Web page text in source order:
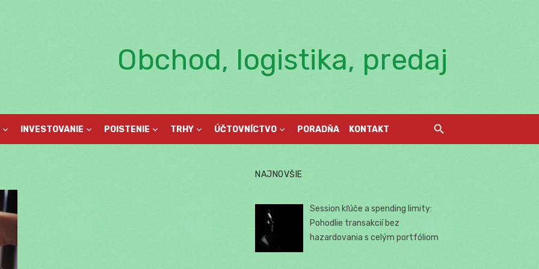
Obchod, logistika, predaj
INVESTOVANIE POISTENIE TRHY ÚČTOVNÍCTVO PORADŇA KONTAKT
NAJNOVŠIE
Session kľúče a spending limity:
Pohodlie transakcií bez
hazardovania s celým portfóliom